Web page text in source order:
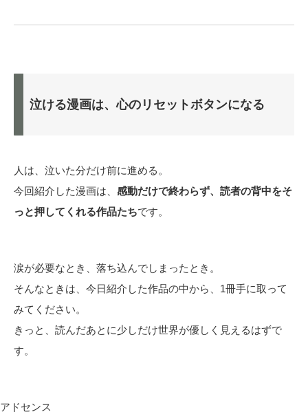
泣ける漫画は、心のリセットボタンになる
人は、泣いた分だけ前に進める。
今回紹介した漫画は、 感動だけで終わらず、読者の背中をそ
っと押してくれる作品たちです。
涙が必要なとき、落ち込んでしまったとき。
そんなときは、今日紹介した作品の中から、1冊手に取って
みてください。
きっと、読んだあとに少しだけ世界が優しく見えるはずで
す。
アドセンス